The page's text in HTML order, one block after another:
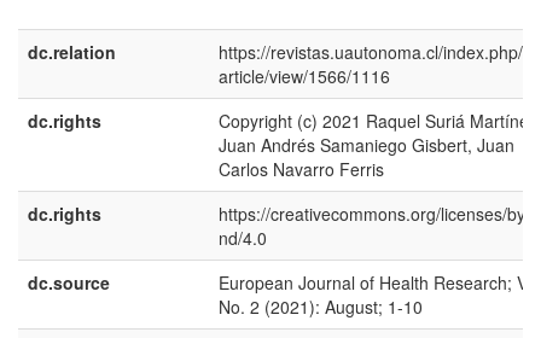
dc.relation
https://revistas.uautonoma.cl/index.php/
article/view/1566/1116
dc.rights
Copyright (c) 2021 Raquel Suriá Martínez,
Juan Andrés Samaniego Gisbert, Juan
Carlos Navarro Ferris
dc.rights
https://creativecommons.org/licenses/by-
nd/4.0
dc.source
European Journal of Health Research;
No. 2 (2021): August; 1-10